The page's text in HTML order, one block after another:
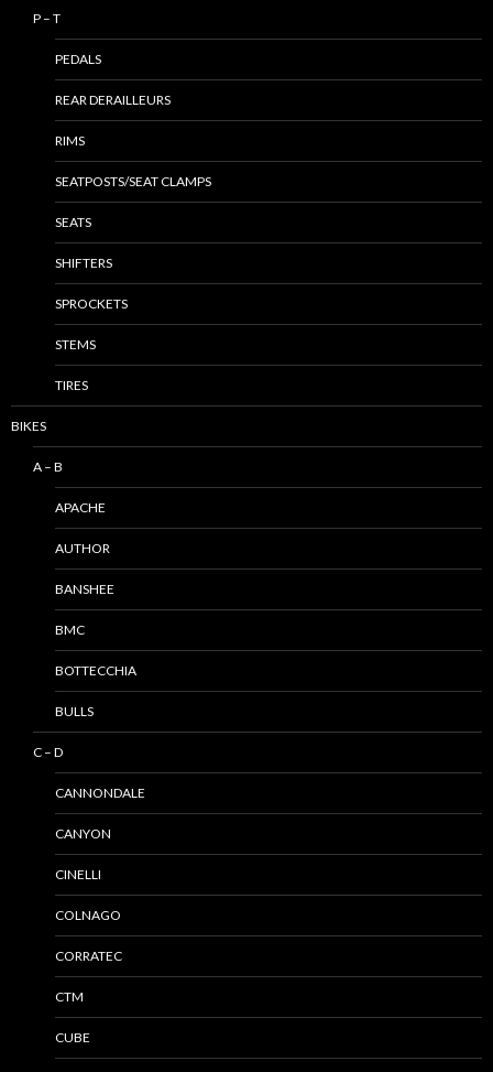
P – T
PEDALS
REAR DERAILLEURS
RIMS
SEATPOSTS/SEAT CLAMPS
SEATS
SHIFTERS
SPROCKETS
STEMS
TIRES
BIKES
A – B
APACHE
AUTHOR
BANSHEE
BMC
BOTTECCHIA
BULLS
C – D
CANNONDALE
CANYON
CINELLI
COLNAGO
CORRATEC
CTM
CUBE